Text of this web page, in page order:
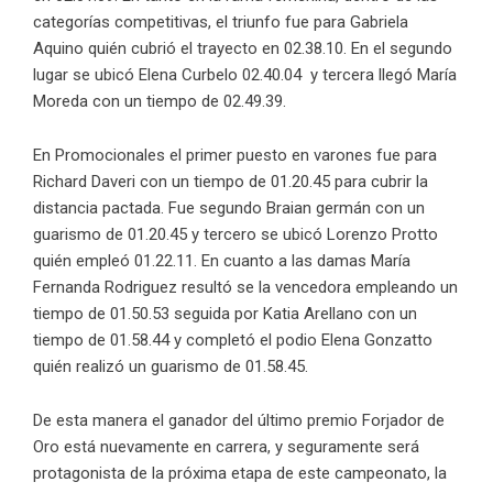
categorías competitivas, el triunfo fue para Gabriela
Aquino quién cubrió el trayecto en 02.38.10. En el segundo
lugar se ubicó Elena Curbelo 02.40.04 y tercera llegó María
Moreda con un tiempo de 02.49.39.
En Promocionales el primer puesto en varones fue para
Richard Daveri con un tiempo de 01.20.45 para cubrir la
distancia pactada. Fue segundo Braian germán con un
guarismo de 01.20.45 y tercero se ubicó Lorenzo Protto
quién empleó 01.22.11. En cuanto a las damas María
Fernanda Rodriguez resultó se la vencedora empleando un
tiempo de 01.50.53 seguida por Katia Arellano con un
tiempo de 01.58.44 y completó el podio Elena Gonzatto
quién realizó un guarismo de 01.58.45.
De esta manera el ganador del último premio Forjador de
Oro está nuevamente en carrera, y seguramente será
protagonista de la próxima etapa de este campeonato, la